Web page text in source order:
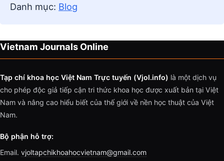
Danh mục: Blog
Vietnam Journals Online
Tạp chí khoa học Việt Nam Trực tuyến (Vjol.info) là một dịch vụ
cho phép độc giả tiếp cận tri thức khoa học được xuất bản tại Việt
Nam và nâng cao hiểu biết của thế giới về nền học thuật của Việt
Nam.
Bộ phận hỗ trợ:
Email. vjoltapchikhoahocvietnam@gmail.com